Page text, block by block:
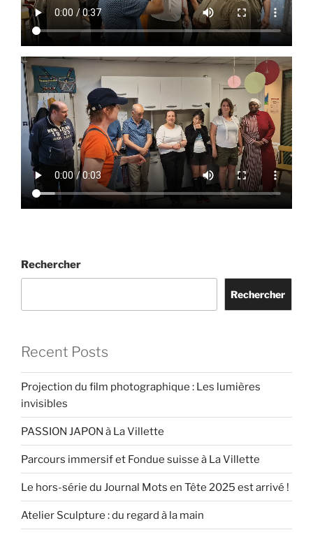
Rechercher
Rechercher
Recent Posts
Projection du film photographique : Les lumières
invisibles
PASSION JAPON à La Villette
Parcours immersif et Fondue suisse à La Villette
Le hors-série du Journal Mots en Tête 2025 est arrivé !
Atelier Sculpture : du regard à la main